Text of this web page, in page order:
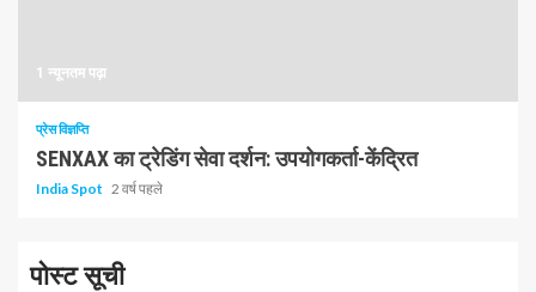
1 न्यूनतम पढ़ा
प्रेस विज्ञप्ति
SENXAX का ट्रेडिंग सेवा दर्शन: उपयोगकर्ता-केंद्रित
India Spot 2 वर्ष पहले
पोस्ट सूची